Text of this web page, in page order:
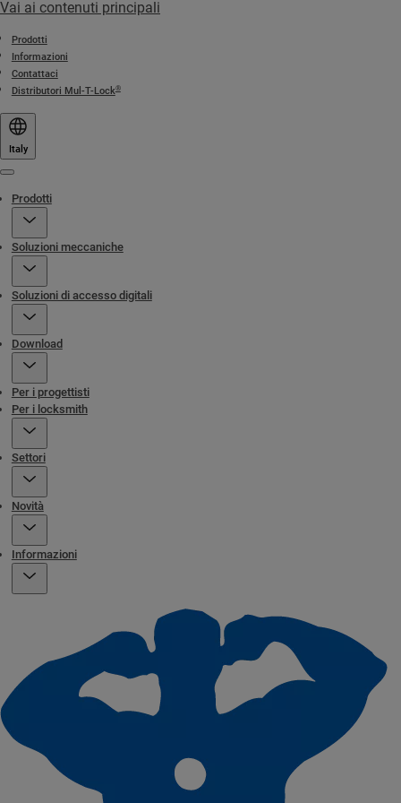
Vai ai contenuti principali
Prodotti
Informazioni
Contattaci
Distributori Mul-T-Lock®
Italy
Prodotti
Soluzioni meccaniche
Soluzioni di accesso digitali
Download
Per i progettisti
Per i locksmith
Settori
Novità
Informazioni